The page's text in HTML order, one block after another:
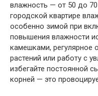
влажность — от 50 до
городской квартире
особенно зимой при
повышения влажности
камешками, регулярное
растений или работу с
избегайте постоянной
корней — это